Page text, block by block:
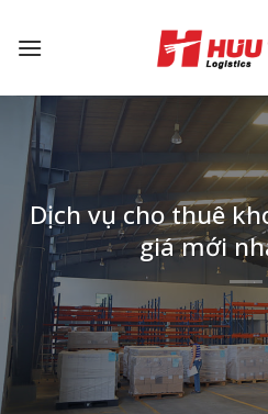
Dịch vụ cho thuê
giá mới